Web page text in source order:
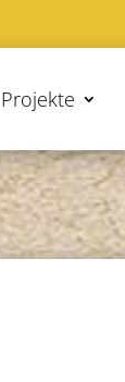
Projekte